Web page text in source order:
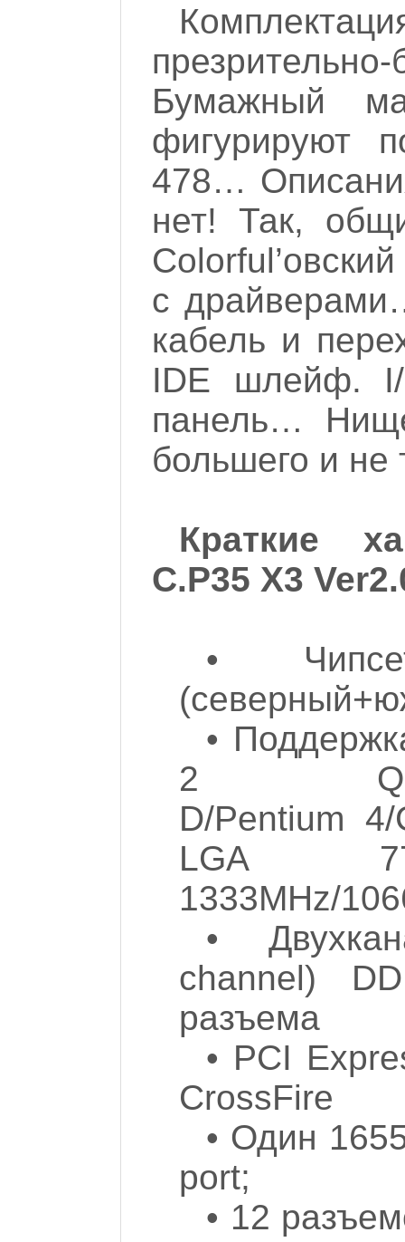
Бумажный
фигурируют
478…
нет! Так,
с
кабель и
IDE шлейф.
панель…
большего и не
Краткие
C.P35 X3
•
•
2 Quad/
D/Pentium
LGA
1333MHz/
•
channel)
разъема
• PCI
CrossFire
• Один
port;
• 12